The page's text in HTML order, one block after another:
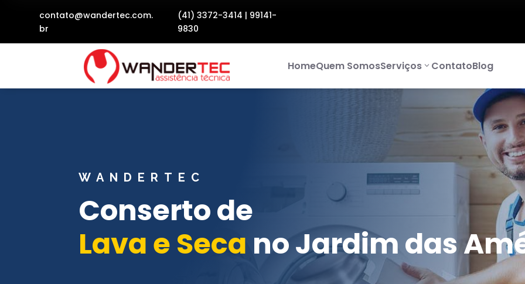
contato@wandertec.com.
br
(41) 3372-3414 | 99141-
9830
HomeQuem SomosServiços ContatoBlog
WANDERTEC
Conserto de
Lava e Seca no Jardim das